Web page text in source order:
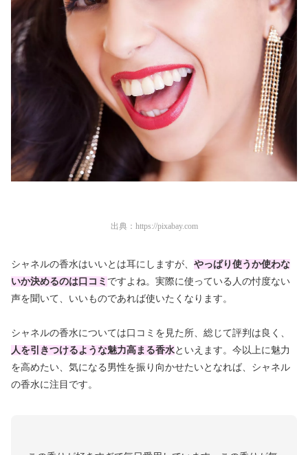
出典： https://pixabay.com
シャネルの香水はいいとは耳にしますが、 やっぱり使うか使わな
いか決めるのは口コミ ですよね。実際に使っている人の忖度ない
声を聞いて、いいものであれば使いたくなります。
シャネルの香水については口コミを見た所、総じて評判は良く、
人を引きつけるような魅力高まる香水といえます。今以上に魅力
を高めたい、気になる男性を振り向かせたいとなれば、シャネル
の香水に注目です。